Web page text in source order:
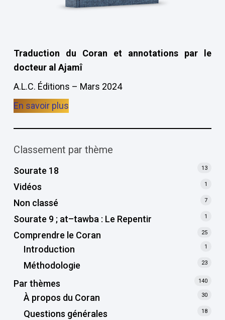
Traduction du Coran et annotations par le
docteur al Ajamî
A.L.C. Éditions – Mars 2024
En savoir plus
Classement par thème
Sourate 18 13
Vidéos 1
Non classé 7
Sourate 9 ; at–tawba : Le Repentir 1
Comprendre le Coran 25
Introduction 1
Méthodologie 23
Par thèmes 140
À propos du Coran 30
Questions générales 18